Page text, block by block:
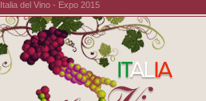
Italia del Vino - Expo 2015